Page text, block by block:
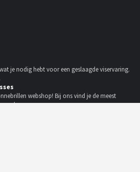
je nodig hebt voor een geslaagde viservaring.
webshop! Bij ons vind je de meest